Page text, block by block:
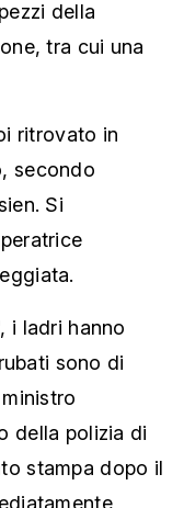
della
tra cui una
ritrovato in
secondo
Si
i ladri hanno
sono di
della polizia di
stampa dopo il